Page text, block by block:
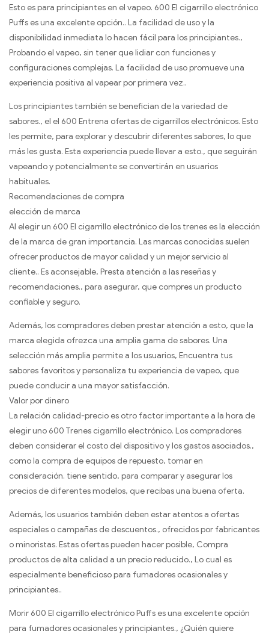
Esto es para principiantes en el vapeo. 600 El cigarrillo electrónico
Puffs es una excelente opción.. La facilidad de uso y la
disponibilidad inmediata lo hacen fácil para los principiantes.,
Probando el vapeo, sin tener que lidiar con funciones y
configuraciones complejas. La facilidad de uso promueve una
experiencia positiva al vapear por primera vez..
Los principiantes también se benefician de la variedad de
sabores., el el 600 Entrena ofertas de cigarrillos electrónicos. Esto
les permite, para explorar y descubrir diferentes sabores, lo que
más les gusta. Esta experiencia puede llevar a esto., que seguirán
vapeando y potencialmente se convertirán en usuarios
habituales.
Recomendaciones de compra
elección de marca
Al elegir un 600 El cigarrillo electrónico de los trenes es la elección
de la marca de gran importancia. Las marcas conocidas suelen
ofrecer productos de mayor calidad y un mejor servicio al
cliente.. Es aconsejable, Presta atención a las reseñas y
recomendaciones., para asegurar, que compres un producto
confiable y seguro.
Además, los compradores deben prestar atención a esto, que la
marca elegida ofrezca una amplia gama de sabores. Una
selección más amplia permite a los usuarios, Encuentra tus
sabores favoritos y personaliza tu experiencia de vapeo, que
puede conducir a una mayor satisfacción.
Valor por dinero
La relación calidad-precio es otro factor importante a la hora de
elegir uno 600 Trenes cigarrillo electrónico. Los compradores
deben considerar el costo del dispositivo y los gastos asociados.,
como la compra de equipos de repuesto, tomar en
consideración. tiene sentido, para comparar y asegurar los
precios de diferentes modelos, que recibas una buena oferta.
Además, los usuarios también deben estar atentos a ofertas
especiales o campañas de descuentos., ofrecidos por fabricantes
o minoristas. Estas ofertas pueden hacer posible, Compra
productos de alta calidad a un precio reducido., Lo cual es
especialmente beneficioso para fumadores ocasionales y
principiantes..
Morir 600 El cigarrillo electrónico Puffs es una excelente opción
para fumadores ocasionales y principiantes., ¿Quién quiere